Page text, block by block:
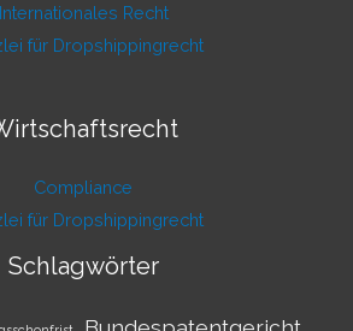
Internationales Recht
für Dropshippingrecht
Compliance
für Dropshippingrecht
Schlagwörter